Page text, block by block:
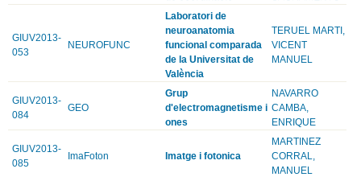
GIUV2013-
053
NEUROFUNC
Laboratori de
neuroanatomia
funcional comparada
de la Universitat de
València
TERUEL MARTI,
VICENT
MANUEL
GIUV2013-
084
GEO
Grup
d'electromagnetisme i
ones
NAVARRO
CAMBA,
ENRIQUE
GIUV2013-
085
ImaFoton Imatge i fotonica
MARTINEZ
CORRAL,
MANUEL